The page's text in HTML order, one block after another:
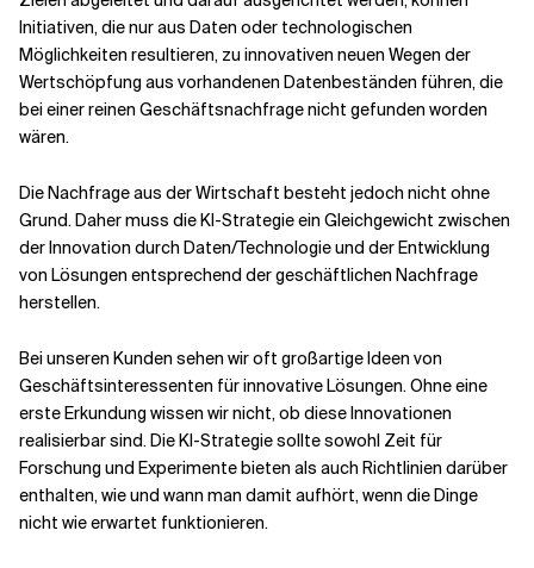
Initiativen, die nur aus Daten oder technologischen
Möglichkeiten resultieren, zu innovativen neuen Wegen der
Wertschöpfung aus vorhandenen Datenbeständen führen, die
bei einer reinen Geschäftsnachfrage nicht gefunden worden
wären.
Die Nachfrage aus der Wirtschaft besteht jedoch nicht ohne
Grund. Daher muss die KI-Strategie ein Gleichgewicht zwischen
der Innovation durch Daten/Technologie und der Entwicklung
von Lösungen entsprechend der geschäftlichen Nachfrage
herstellen.
Bei unseren Kunden sehen wir oft großartige Ideen von
Geschäftsinteressenten für innovative Lösungen. Ohne eine
erste Erkundung wissen wir nicht, ob diese Innovationen
realisierbar sind. Die KI-Strategie sollte sowohl Zeit für
Forschung und Experimente bieten als auch Richtlinien darüber
enthalten, wie und wann man damit aufhört, wenn die Dinge
nicht wie erwartet funktionieren.